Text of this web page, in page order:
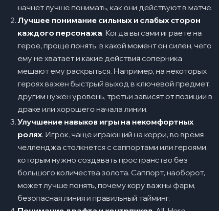
начнет лучше понимать, как они действуют в матче.
Лучшее понимание сильных и слабых сторон
каждого персонажа. Когда вы сами играете на
герое, проще понять, в какой момент он силен, чего
ему не хватает и какие действия соперника
мешают ему раскрыться. Например, на некоторых
героях важен быстрый выход в ключевой предмет,
другим нужен уровень, третьи зависят от позиции в
драке или хорошего начала линии.
Улучшение навыков игры на некомфортных
ролях. Игрок, чаще играющий на керри, во время
челленджа столкнется с саппортами или героями,
которым нужно создавать пространство без
большого количества золота. Саппорт, наоборот,
может лучше понять, почему кору важны фарм,
безопасная линия и правильный тайминг.